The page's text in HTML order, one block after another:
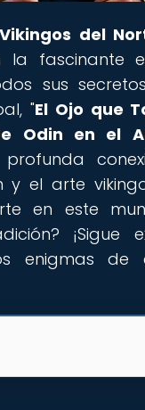
Vikingos del
la fascinante
sus
"El Ojo que
Odin en el
y el arte
en este
¡Sigue
enigmas de